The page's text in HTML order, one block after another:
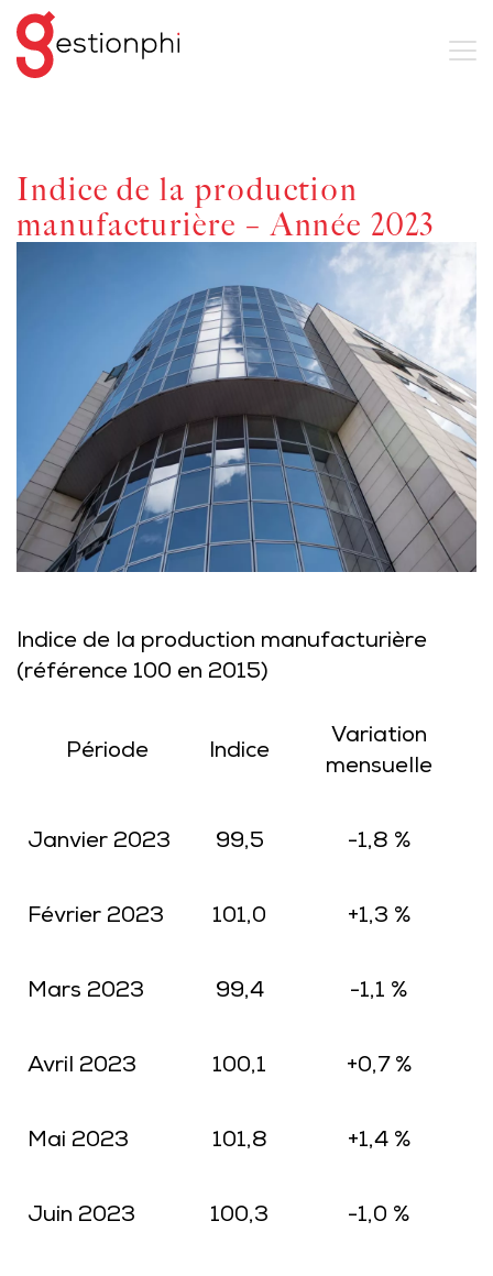
Indice de la production
manufacturière – Année 2023
Indice de la production manufacturière
(référence 100 en 2015)
Période Indice
Variation
mensuelle
Janvier 2023 99,5 -1,8 %
Février 2023 101,0 +1,3 %
Mars 2023 99,4 -1,1 %
Avril 2023 100,1 +0,7 %
Mai 2023 101,8 +1,4 %
Juin 2023 100,3 -1,0 %